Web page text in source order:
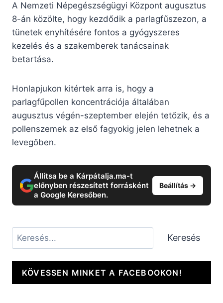
A Nemzeti Népegészségügyi Központ augusztus
8-án közölte, hogy kezdődik a parlagfűszezon, a
tünetek enyhítésére fontos a gyógyszeres
kezelés és a szakemberek tanácsainak
betartása.
Honlapjukon kitértek arra is, hogy a
parlagfűpollen koncentrációja általában
augusztus végén-szeptember elején tetőzik, és a
pollenszemek az első fagyokig jelen lehetnek a
levegőben.
Állítsa be a Kárpátalja.ma-t
előnyben részesített forrásként
a Google Keresőben.
Beállítás →
Keresés Keresés
KÖVESSEN MINKET A FACEBOOKON!